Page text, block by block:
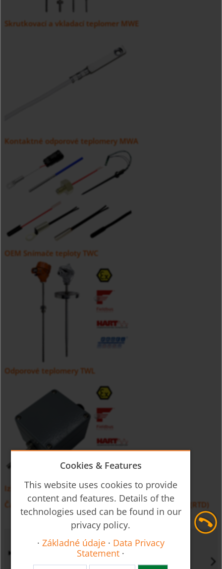
Skrutkovací a vkladací teplomer MWE
Kontaktné odporové teplomery MWA
OEM Snímače teploty TWC
Odporové teplomery TWL
Izbové teplomery TWL-T
Často kladené otázky : Odporový teplotný detektor (RTD)
Čo je to odporový snímač teploty?
Cookies & Features
This website uses cookies to provide
content and features. Details of the
technologies used can be found in our
privacy policy.
· Základné údaje · Data Privacy
Statement ·